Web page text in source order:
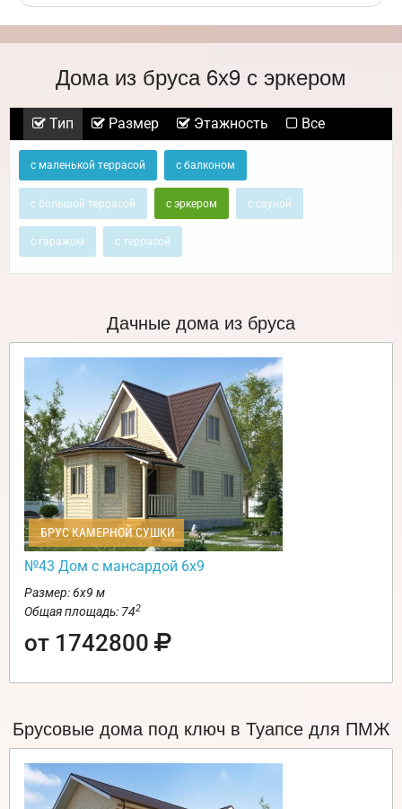
Дома из бруса 6х9 с эркером
Тип Размер Этажность Все
с маленькой террасой с балконом
с большой террасой с эркером с сауной
с гаражом с террасой
Дачные дома из бруса
БРУС КАМЕРНОЙ СУШКИ
№43 Дом с мансардой 6х9
Размер: 6х9 м
Общая площадь: 742
от 1742800
Брусовые дома под ключ в Туапсе для ПМЖ